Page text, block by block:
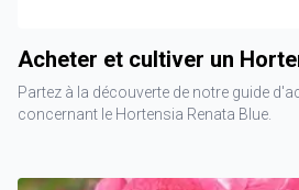
Acheter et cultiver un
Partez à la découverte de notre guide
concernant le Hortensia Renata Blue.